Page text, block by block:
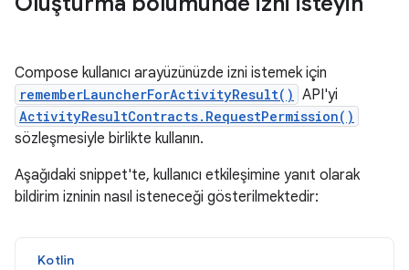
Compose kullanıcı arayüzünüzde izni istemek için
rememberLauncherForActivityResult() API'yi
ActivityResultContracts.RequestPermission()
sözleşmesiyle birlikte kullanın.
Aşağıdaki snippet'te, kullanıcı etkileşimine yanıt olarak
bildirim izninin nasıl isteneceği gösterilmektedir:
Kotlin